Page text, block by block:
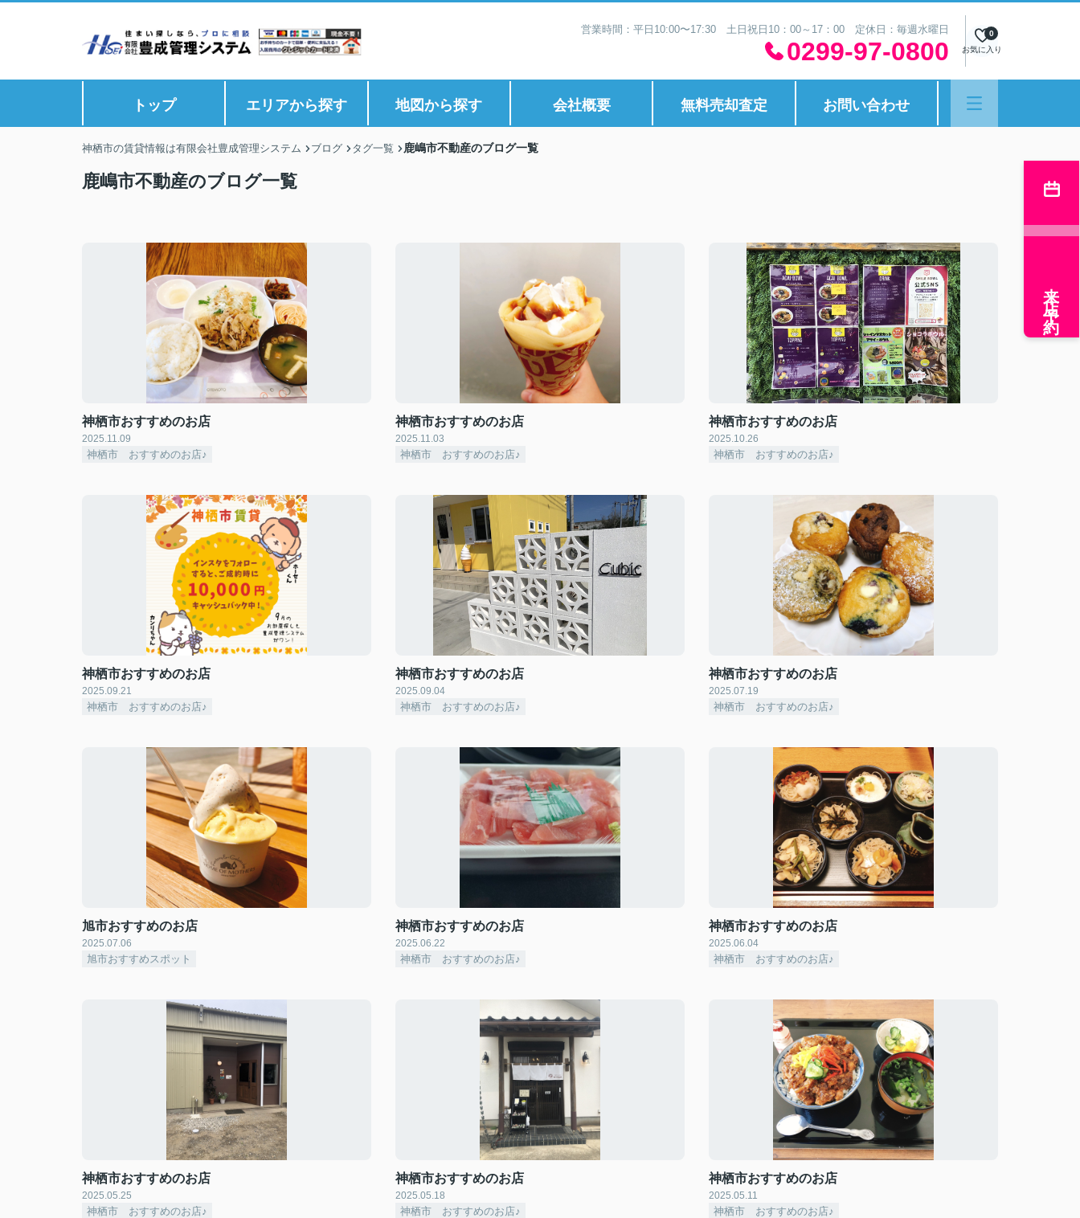
営業時間：平日10:00〜17:30 土日祝日10：00～17：00 定休日：毎週水曜日
0299-97-0800 お気に入り
0
トップ エリアから探す 地図から探す 会社概要 無料売却査定 お問い合わせ
神栖市の賃貸情報は有限会社豊成管理システム ブログ タグ一覧 鹿嶋市不動産のブログ一覧
鹿嶋市不動産のブログ一覧
神栖市おすすめのお店
2025.11.09
神栖市 おすすめのお店♪
神栖市おすすめのお店
2025.11.03
神栖市 おすすめのお店♪
神栖市おすすめのお店
2025.10.26
神栖市 おすすめのお店♪
神栖市おすすめのお店
2025.09.21
神栖市 おすすめのお店♪
神栖市おすすめのお店
2025.09.04
神栖市 おすすめのお店♪
神栖市おすすめのお店
2025.07.19
神栖市 おすすめのお店♪
旭市おすすめのお店
2025.07.06
旭市おすすめスポット
神栖市おすすめのお店
2025.06.22
神栖市 おすすめのお店♪
神栖市おすすめのお店
2025.06.04
神栖市 おすすめのお店♪
神栖市おすすめのお店
2025.05.25
神栖市 おすすめのお店♪
神栖市おすすめのお店
2025.05.18
神栖市 おすすめのお店♪
神栖市おすすめのお店
2025.05.11
神栖市 おすすめのお店♪
来店予約